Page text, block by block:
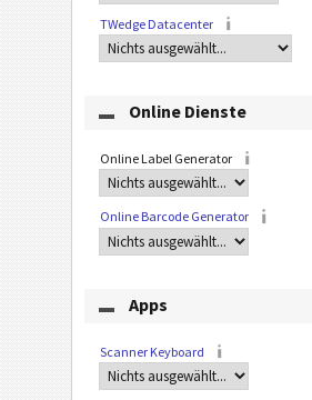
TWedge Datacenter
Online Dienste
Online Label Generator
Online Barcode Generator
Apps
Scanner Keyboard